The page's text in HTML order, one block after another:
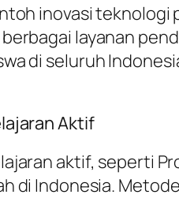
inovasi teknologi
layanan
di seluruh
Aktif
aktif, seperti
di Indonesia.